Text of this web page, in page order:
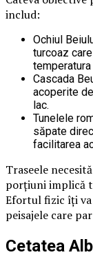
includ:
Ochiul
turcoaz
Cascada
acoperite
lac.
Tunelele
săpate
facilitarea
Traseele
porțiuni implică
Efortul fizic îți
peisajele care
Cetatea